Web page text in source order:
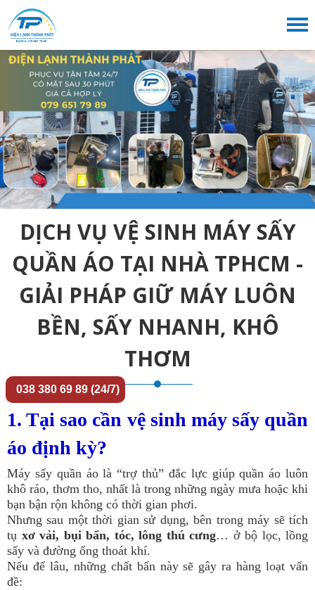
DỊCH VỤ VỆ SINH MÁY SẤY
QUẦN ÁO TẠI NHÀ TPHCM -
GIẢI PHÁP GIỮ MÁY LUÔN
BỀN, SẤY NHANH, KHÔ
THƠM
1. Tại sao cần vệ sinh máy sấy quần
áo định kỳ?
Máy sấy quần áo là “trợ thủ” đắc lực giúp quần áo luôn
khô ráo, thơm tho, nhất là trong những ngày mưa hoặc khi
bạn bận rộn không có thời gian phơi.
Nhưng sau một thời gian sử dụng, bên trong máy sẽ tích
tụ xơ vải, bụi bẩn, tóc, lông thú cưng… ở bộ lọc, lồng
sấy và đường ống thoát khí.
Nếu để lâu, những chất bẩn này sẽ gây ra hàng loạt vấn
đề:
038 380 69 89 (24/7)